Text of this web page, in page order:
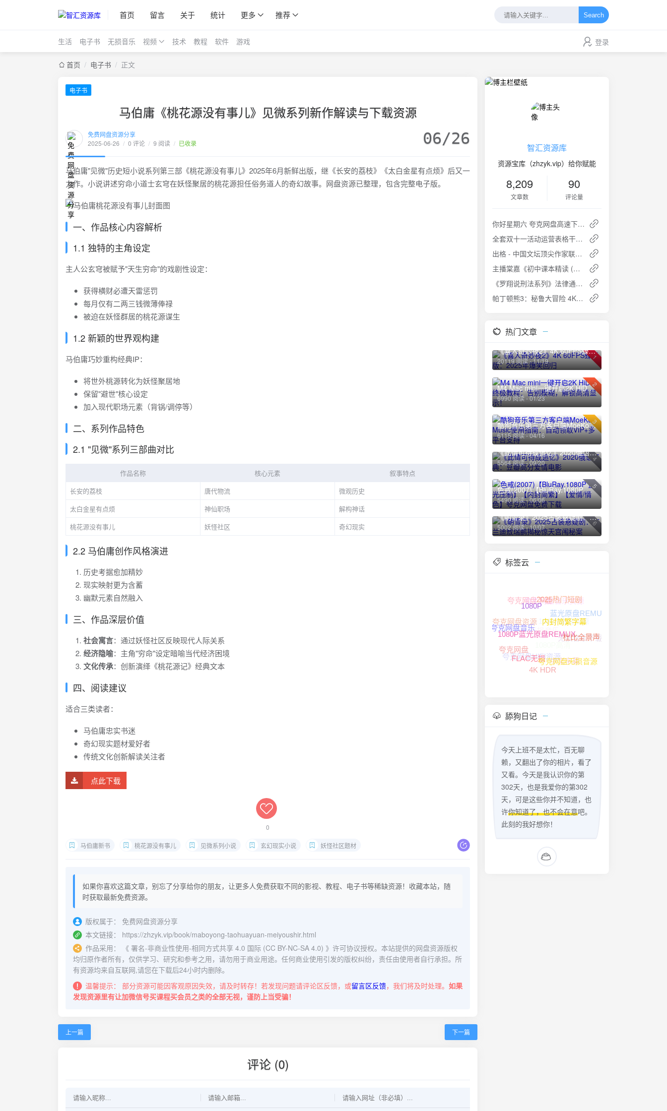
首页 留言 关于 统计 更多 推荐 Search
生活 电子书 无损音乐 视频 技术 教程 软件 游戏 登录
首页 / 电子书 / 正文
电子书
马伯庸《桃花源没有事儿》见微系列新作解读与下载资源
免费网盘资源分享
2025-06-26 / 0 评论 / 9 阅读 / 已收录 06/26
马伯庸"见微"历史短小说系列第三部《桃花源没有事儿》2025年6月新鲜出版，继《长安的荔枝》《太白金星有点烦》后又一
力作。小说讲述穷命小道士玄穹在妖怪聚居的桃花源担任俗务道人的奇幻故事。网盘资源已整理，包含完整电子版。
一、作品核心内容解析
1.1 独特的主角设定
主人公玄穹被赋予"天生穷命"的戏剧性设定：
获得横财必遭天雷惩罚
每月仅有二两三钱微薄俸禄
被迫在妖怪群居的桃花源谋生
1.2 新颖的世界观构建
马伯庸巧妙重构经典IP：
将世外桃源转化为妖怪聚居地
保留"避世"核心设定
加入现代职场元素（背锅/调停等）
二、系列作品特色
2.1 "见微"系列三部曲对比
作品名称 核心元素
叙事特点
长安的荔枝
唐代物流
微观历史
太白金星有点烦
神仙职场
解构神话
桃花源没有事儿
妖怪社区 奇幻现实
2.2 马伯庸创作风格演进
历史考据愈加精妙
现实映射更为含蓄
幽默元素自然融入
三、作品深层价值
社会寓言：通过妖怪社区反映现代人际关系
经济隐喻：主角"穷命"设定暗喻当代经济困境
文化传承：创新演绎《桃花源记》经典文本
四、阅读建议
适合三类读者：
马伯庸忠实书迷
奇幻现实题材爱好者
传统文化创新解读关注者
点此下载
0
马伯庸新书 桃花源没有事儿 见微系列小说 玄幻现实小说 妖怪社区题材
如果你喜欢这篇文章，别忘了分享给你的朋友，让更多人免费获取不同的影视、教程、电子书等稀缺资源！收藏本站，随
时获取最新免费资源。
版权属于：
免费网盘资源分享
本文链接：
https://zhzyk.vip/book/maboyong-taohuayuan-meiyoushir.html
作品采用：
《 署名-非商业性使用-相同方式共享 4.0 国际 (CC BY-NC-SA 4.0) 》许可协议授权。本站提供的网盘资源版权
均归原作者所有，仅供学习、研究和参考之用，请勿用于商业用途。任何商业使用引发的版权纠纷，责任由使用者自行承担。所
有资源均来自互联网,请您在下载后24小时内删除。
温馨提示：
部分资源可能因客观原因失效，请及时转存！若发现问题请评论区反馈，或留言区反馈，我们将及时处理。 如果
发现资源里有让加微信号买课程买会员之类的全部无视，谨防上当受骗！
上一篇 下一篇
评论 (0)
智汇资源库
资源宝库（zhzyk.vip）给你赋能
8,209
文章数
90
评论量
你好星期六 夸克网盘高速下载免费观看
全套双十一活动运营表格干货 - 免费下载
出格 - 中国文坛顶尖作家联手创作短篇小说集免费下载
主播棠嘉《初中课本精读 (小四门“史地政生”+学霸笔记)》免费下载
《罗翔说刑法系列》法律通识、人生随笔 免费下载
帕丁顿熊3：秘鲁大冒险 4K夸克网盘高速下载 免费获取攻略
热门文章
1
《喜人奇妙夜2》4K 60FPS臻彩版：2025年爆笑回归
20119 阅读 - 11/19
2
M4 Mac mini一键开启2K HiDPI终极教程：告别模糊，解锁高清显示！
6990 阅读 - 01/23
3
酷狗音乐第三方客户端MoeKoe Music使用指南：自动领取VIP+多平台支持
6115 阅读 - 04/16
4
《此情可待成追忆》2020俄语经典：豆瓣高分爱情电影
5564 阅读 - 09/20
5
色戒(2007)【BluRay.1080P 蓝光压制】【内封简繁】【爱情/情色】夸克网盘免费下载
5490 阅读 - 06/06
6
《朝雪录》2025古装悬疑剧：李兰迪敖瑞鹏揭秘惊天宫闱秘案
5002 阅读 - 10/07
标签云
夸克网盘无损音乐
夸克网盘资源
夸克网盘下载
夸克网盘音乐资源
1080P高清资源
1080P高清
夸克网盘HIFI资源
夸克网盘
夸克网盘音乐
2025热门短剧
蓝光原盘REMUX
无损音乐下载
中文字幕
4K HDR
FLAC无损
1080P蓝光原盘REMUX
内封简繁字幕
杜比全景声
夸克网盘无损音源
舔狗日记
今天上班不是太忙，百无聊
赖，又翻出了你的相片，看了
又看。今天是我认识你的第
302天，也是我爱你的第302
天，可是这些你并不知道，也
许你知道了，也不会在意吧。
此刻的我好想你！